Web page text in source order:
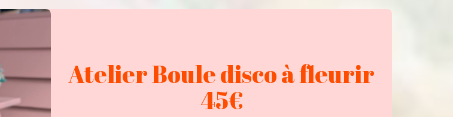
Atelier Boule disco à fleurir
45€